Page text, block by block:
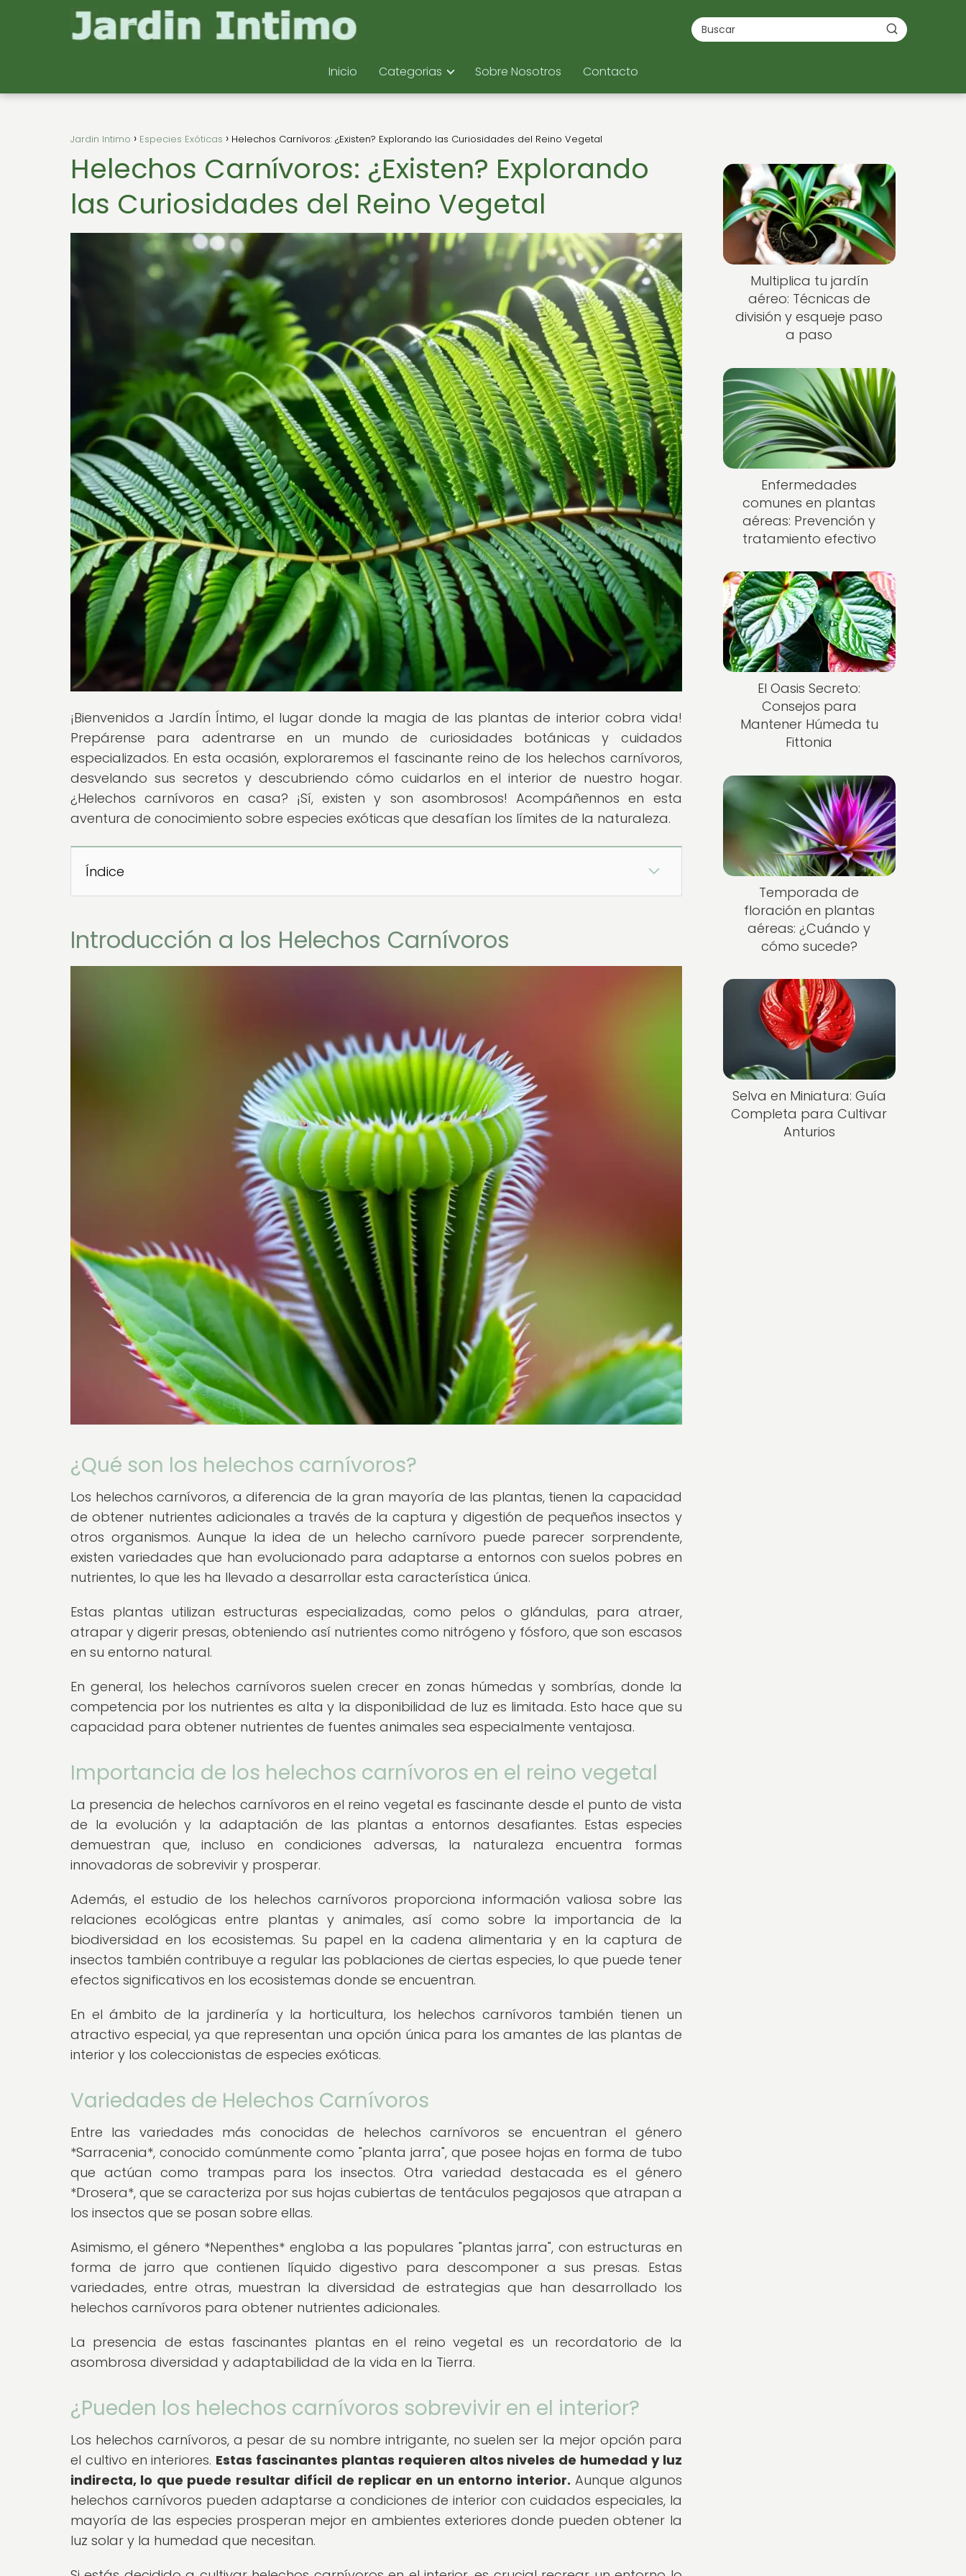
Inicio Categorias Sobre Nosotros Contacto
Jardin Intimo Especies Exóticas Helechos Carnívoros: ¿Existen? Explorando las Curiosidades del Reino Vegetal
Helechos Carnívoros: ¿Existen? Explorando
las Curiosidades del Reino Vegetal
¡Bienvenidos a Jardín Íntimo, el lugar donde la magia de las plantas de interior cobra vida!
Prepárense para adentrarse en un mundo de curiosidades botánicas y cuidados
especializados. En esta ocasión, exploraremos el fascinante reino de los helechos carnívoros,
desvelando sus secretos y descubriendo cómo cuidarlos en el interior de nuestro hogar.
¿Helechos carnívoros en casa? ¡Sí, existen y son asombrosos! Acompáñennos en esta
aventura de conocimiento sobre especies exóticas que desafían los límites de la naturaleza.
Índice
Introducción a los Helechos Carnívoros
¿Qué son los helechos carnívoros?
Los helechos carnívoros, a diferencia de la gran mayoría de las plantas, tienen la capacidad
de obtener nutrientes adicionales a través de la captura y digestión de pequeños insectos y
otros organismos. Aunque la idea de un helecho carnívoro puede parecer sorprendente,
existen variedades que han evolucionado para adaptarse a entornos con suelos pobres en
nutrientes, lo que les ha llevado a desarrollar esta característica única.
Estas plantas utilizan estructuras especializadas, como pelos o glándulas, para atraer,
atrapar y digerir presas, obteniendo así nutrientes como nitrógeno y fósforo, que son escasos
en su entorno natural.
En general, los helechos carnívoros suelen crecer en zonas húmedas y sombrías, donde la
competencia por los nutrientes es alta y la disponibilidad de luz es limitada. Esto hace que su
capacidad para obtener nutrientes de fuentes animales sea especialmente ventajosa.
Importancia de los helechos carnívoros en el reino vegetal
La presencia de helechos carnívoros en el reino vegetal es fascinante desde el punto de vista
de la evolución y la adaptación de las plantas a entornos desafiantes. Estas especies
demuestran que, incluso en condiciones adversas, la naturaleza encuentra formas
innovadoras de sobrevivir y prosperar.
Además, el estudio de los helechos carnívoros proporciona información valiosa sobre las
relaciones ecológicas entre plantas y animales, así como sobre la importancia de la
biodiversidad en los ecosistemas. Su papel en la cadena alimentaria y en la captura de
insectos también contribuye a regular las poblaciones de ciertas especies, lo que puede tener
efectos significativos en los ecosistemas donde se encuentran.
En el ámbito de la jardinería y la horticultura, los helechos carnívoros también tienen un
atractivo especial, ya que representan una opción única para los amantes de las plantas de
interior y los coleccionistas de especies exóticas.
Variedades de Helechos Carnívoros
Entre las variedades más conocidas de helechos carnívoros se encuentran el género
*Sarracenia*, conocido comúnmente como "planta jarra", que posee hojas en forma de tubo
que actúan como trampas para los insectos. Otra variedad destacada es el género
*Drosera*, que se caracteriza por sus hojas cubiertas de tentáculos pegajosos que atrapan a
los insectos que se posan sobre ellas.
Asimismo, el género *Nepenthes* engloba a las populares "plantas jarra", con estructuras en
forma de jarro que contienen líquido digestivo para descomponer a sus presas. Estas
variedades, entre otras, muestran la diversidad de estrategias que han desarrollado los
helechos carnívoros para obtener nutrientes adicionales.
La presencia de estas fascinantes plantas en el reino vegetal es un recordatorio de la
asombrosa diversidad y adaptabilidad de la vida en la Tierra.
¿Pueden los helechos carnívoros sobrevivir en el interior?
Los helechos carnívoros, a pesar de su nombre intrigante, no suelen ser la mejor opción para
el cultivo en interiores. Estas fascinantes plantas requieren altos niveles de humedad y luz
indirecta, lo que puede resultar difícil de replicar en un entorno interior. Aunque algunos
helechos carnívoros pueden adaptarse a condiciones de interior con cuidados especiales, la
mayoría de las especies prosperan mejor en ambientes exteriores donde pueden obtener la
luz solar y la humedad que necesitan.
Multiplica tu jardín
aéreo: Técnicas de
división y esqueje paso
a paso
Enfermedades
comunes en plantas
aéreas: Prevención y
tratamiento efectivo
El Oasis Secreto:
Consejos para
Mantener Húmeda tu
Fittonia
Temporada de
floración en plantas
aéreas: ¿Cuándo y
cómo sucede?
Selva en Miniatura: Guía
Completa para Cultivar
Anturios